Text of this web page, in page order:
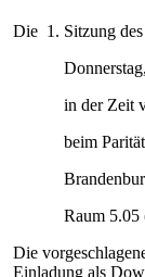
Die 1. Sitzung des
in der Zeit
beim
Raum
Die
Einladung als